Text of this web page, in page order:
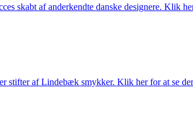
skabt af anderkendte danske designere. Klik
stifter af Lindebæk smykker. Klik her for at se